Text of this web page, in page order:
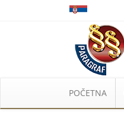
POČETNA